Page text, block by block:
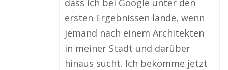
dass ich bei Google unter den
ersten Ergebnissen lande, wenn
jemand nach einem Architekten
in meiner Stadt und darüber
hinaus sucht. Ich bekomme jetzt